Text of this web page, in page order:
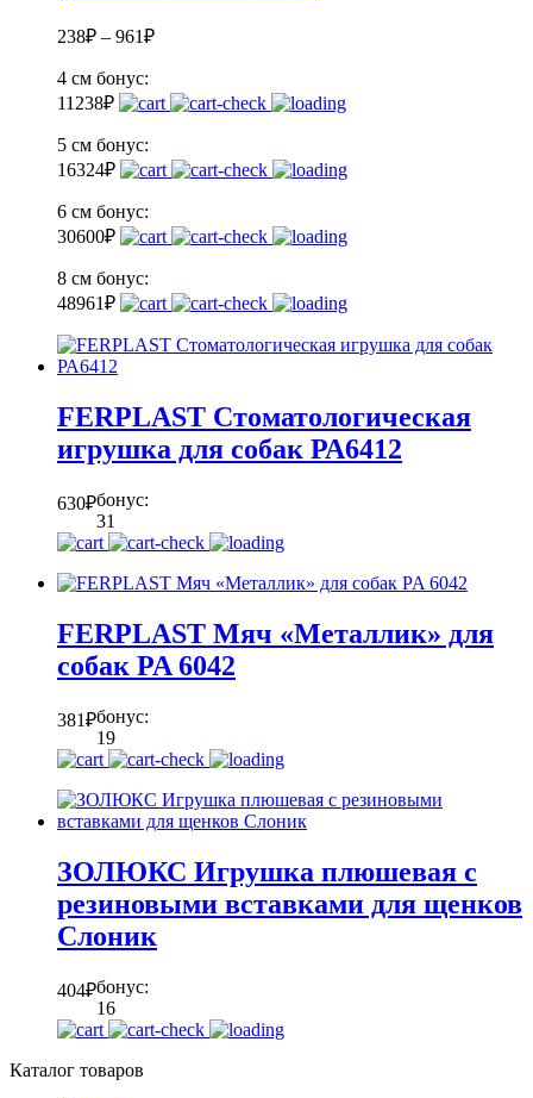
238₽ – 961₽
4 см бонус:
11 238₽
5 см бонус:
16324₽
6 см бонус:
30600₽
8 см бонус:
48961₽
FERPLAST Стоматологическая
игрушка для собак РА6412
630₽бонус:
31
FERPLAST Мяч «Металлик» для
собак PA 6042
381₽бонус:
19
ЗОЛЮКС Игрушка плюшевая с
резиновыми вставками для щенков
Слоник
404₽бонус:
16
Каталог товаров